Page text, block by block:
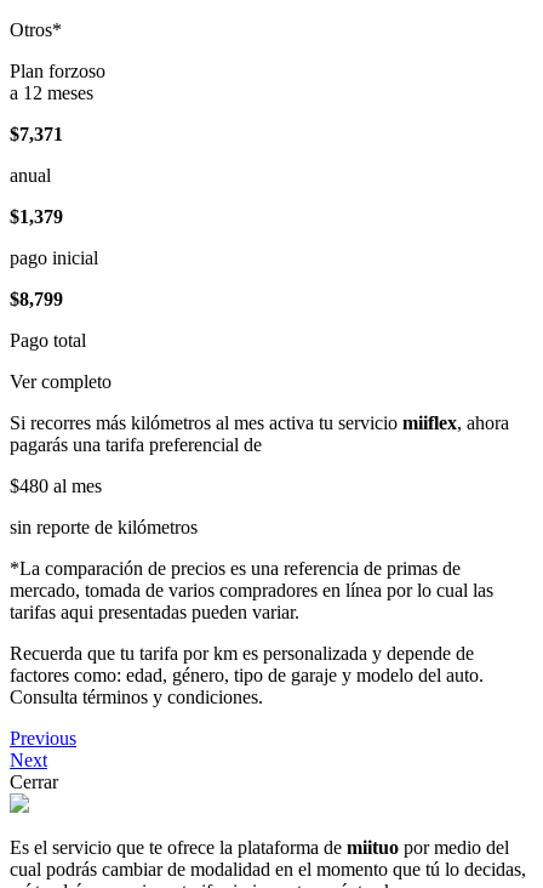
Otros*
Plan forzoso
a 12 meses
$7,371
anual
$1,379
pago inicial
$8,799
Pago total
Ver completo
Si recorres más kilómetros al mes activa tu servicio miiflex, ahora
pagarás una tarifa preferencial de
$480 al mes
sin reporte de kilómetros
*La comparación de precios es una referencia de primas de
mercado, tomada de varios compradores en línea por lo cual las
tarifas aqui presentadas pueden variar.
Recuerda que tu tarifa por km es personalizada y depende de
factores como: edad, género, tipo de garaje y modelo del auto.
Consulta términos y condiciones.
Previous
Next
Cerrar
Es el servicio que te ofrece la plataforma de miituo por medio del
cual podrás cambiar de modalidad en el momento que tú lo decidas,